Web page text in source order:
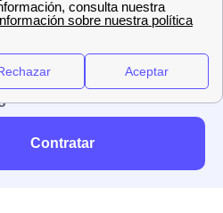
Nuestras ofertas de trabajo
Reino Unido
Contratar